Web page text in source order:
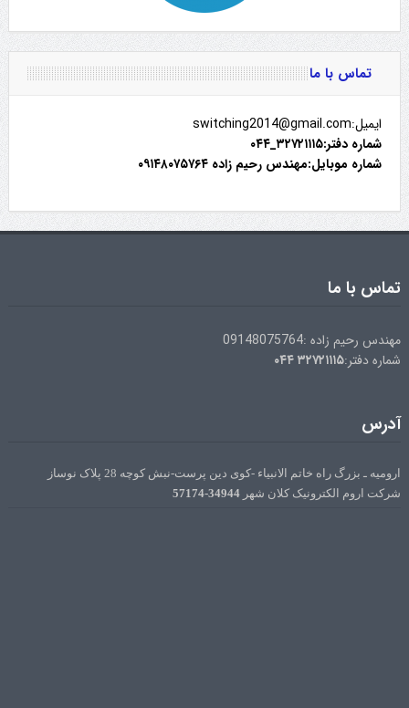
تماس با ما
ایمیل:switching2014@gmail.com
شماره دفتر:۳۲۷۲۱۱۱۵_۰۴۴
شماره موبایل:مهندس رحیم زاده ۰۹۱۴۸۰۷۵۷۶۴
تماس با ما
مهندس رحیم زاده :09148075764
شماره دفتر:۳۲۷۲۱۱۱۵۰۴۴
آدرس
ارومیه ـ بزرگ راه خاتم الانبیاء -کوی دین پرست-نبش کوچه 28 پلاک نوساز
شرکت اروم الکترونیک کلان شهر